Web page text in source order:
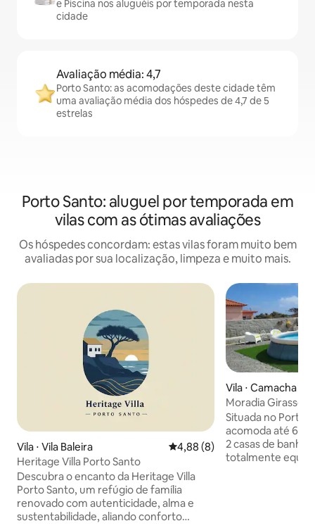
e Piscina nos aluguéis por temporada nesta
cidade
Avaliação média: 4,7
Porto Santo: as acomodações deste cidade têm
uma avaliação média dos hóspedes de 4,7 de 5
estrelas
Porto Santo: aluguel por temporada em
vilas com as ótimas avaliações
Os hóspedes concordam: estas vilas foram muito bem
avaliadas por sua localização, limpeza e muito mais.
Vila ⋅ Vila Baleira 4,88 de uma avaliação média
4,88 (8)
Heritage Villa Porto Santo
Descubra o encanto da Heritage Villa
Porto Santo, um refúgio de família
renovado com autenticidade, alma e
sustentabilidade, aliando conforto
Vila ⋅ Camacha
Moradia Girassol
Situada no Porto
acomoda até 6
2 casas de
totalmente